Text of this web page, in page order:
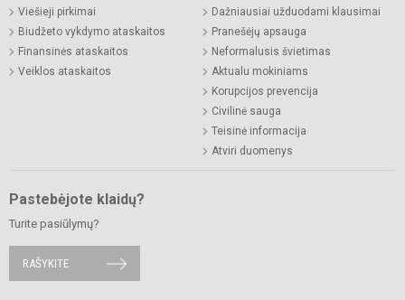
Viešieji pirkimai
Biudžeto vykdymo ataskaitos
Finansinės ataskaitos
Veiklos ataskaitos
Dažniausiai užduodami klausimai
Pranešėjų apsauga
Neformalusis švietimas
Aktualu mokiniams
Korupcijos prevencija
Civilinė sauga
Teisinė informacija
Atviri duomenys
Pastebėjote klaidų?
Turite pasiūlymų?
RAŠYKITE